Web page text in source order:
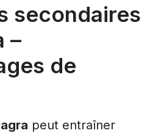
secondaires
–
de
peut entraîner